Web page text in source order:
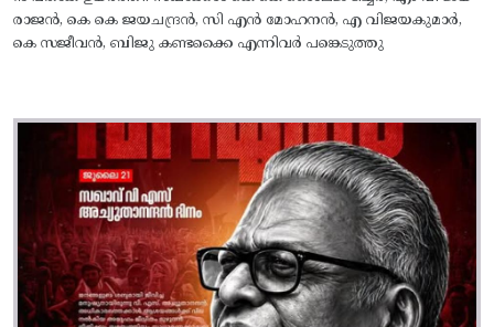
രാജൻ, കെ കെ ജയചന്ദ്രൻ, സി എൻ മോഹനൻ, എ വിജയകുമാർ,
കെ സജീവൻ, ബിജു കണ്ടക്കൈ എന്നിവർ പങ്കെടുത്തു